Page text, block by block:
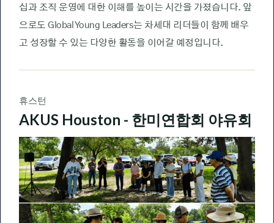
십과 조직 운영에 대한 이해를 높이는 시간을 가졌습니다. 앞
으로도 Global Young Leaders는 차세대 리더들이 함께 배우
고 성장할 수 있는 다양한 활동을 이어갈 예정입니다.
휴스턴
AKUS Houston - 한미연합회 야유회